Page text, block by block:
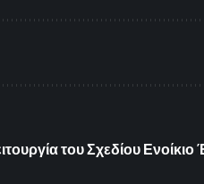
του Σχεδίου Ενοίκιο